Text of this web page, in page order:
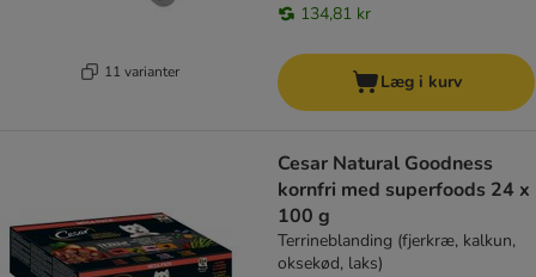
11 varianter
134,81 kr
Læg i kurv
Cesar Natural Goodness
kornfri med superfoods 24 x
100 g
Terrineblanding (fjerkræ, kalkun,
oksekød, laks)